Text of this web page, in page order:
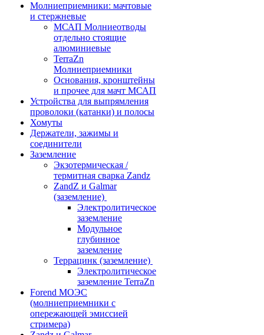
Молниеприемники: мачтовые
и стержневые
МСАП Молниеотводы
отдельно стоящие
алюминиевые
TerraZn
Молниеприемники
Основания, кронштейны
и прочее для мачт МСАП
Устройства для выпрямления
проволоки (катанки) и полосы
Хомуты
Держатели, зажимы и
соединители
Заземление
Экзотермическая /
термитная сварка Zandz
ZandZ и Galmar
(заземление)
Электролитическое
заземление
Модульное
глубинное
заземление
Террацинк (заземление)
Электролитическое
заземление TerraZn
Forend МОЭС
(молниеприемники с
опережающей эмиссией
стримера)